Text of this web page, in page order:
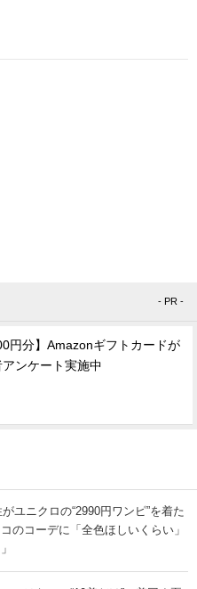
- PR -
円分】Amazonギフトカードが
ンケート実施中
ユニクロの“2990円ワンピ”を着た
コーデに「全色ほしいくらい」